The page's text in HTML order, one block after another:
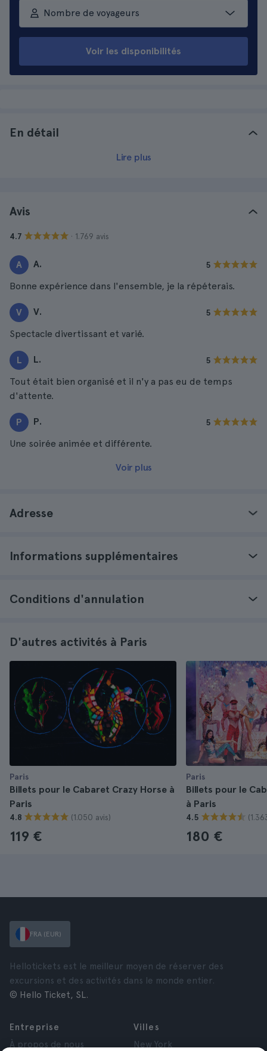
Nombre de voyageurs
Voir les disponibilités
En détail
Lire plus
Avis
4.7 · 1.769 avis
A A. 5
Bonne expérience dans l'ensemble, je la répéterais.
V V. 5
Spectacle divertissant et varié.
L L. 5
Tout était bien organisé et il n'y a pas eu de temps
d'attente.
P P. 5
Une soirée animée et différente.
Voir plus
Adresse
Informations supplémentaires
Conditions d'annulation
D'autres activités à Paris
Paris
Billets pour le Cabaret Crazy Horse à
Paris
4.8 (1.050 avis)
119 €
Paris
Billets pour le
à Paris
4.5
180 €
FRA (EUR)
Hellotickets est le meilleur moyen de réserver des
excursions et des activités dans le monde entier.
© Hello Ticket, SL.
Entreprise
À propos de nous
Villes
New York